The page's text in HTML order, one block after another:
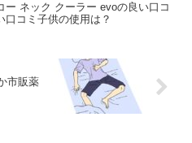
ー ネック クーラー evoの良い口コ
口コミ子供の使用は？
市販薬